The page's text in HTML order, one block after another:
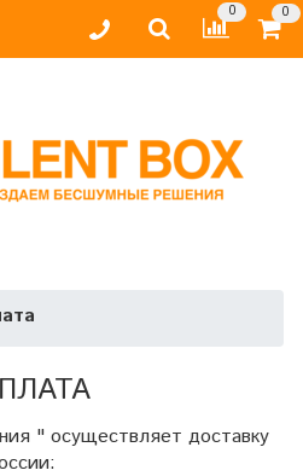
0 0
" осуществляет доставку